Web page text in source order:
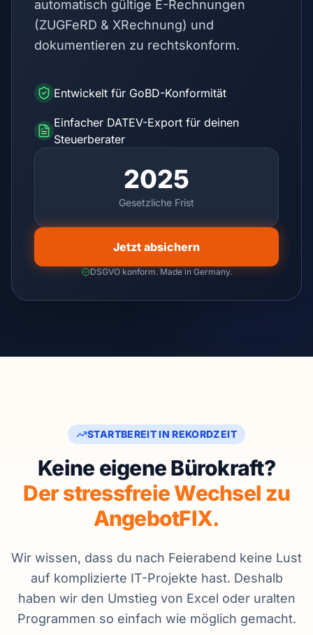
automatisch gültige E-Rechnungen
(ZUGFeRD & XRechnung) und
dokumentieren zu rechtskonform.
Entwickelt für GoBD-Konformität
Einfacher DATEV-Export für deinen
Steuerberater
2025
Gesetzliche Frist
Jetzt absichern
DSGVO konform. Made in Germany.
STARTBEREIT IN REKORDZEIT
Keine eigene Bürokraft?
Der stressfreie Wechsel zu
AngebotFIX.
Wir wissen, dass du nach Feierabend keine Lust
auf komplizierte IT-Projekte hast. Deshalb
haben wir den Umstieg von Excel oder uralten
Programmen so einfach wie möglich gemacht.